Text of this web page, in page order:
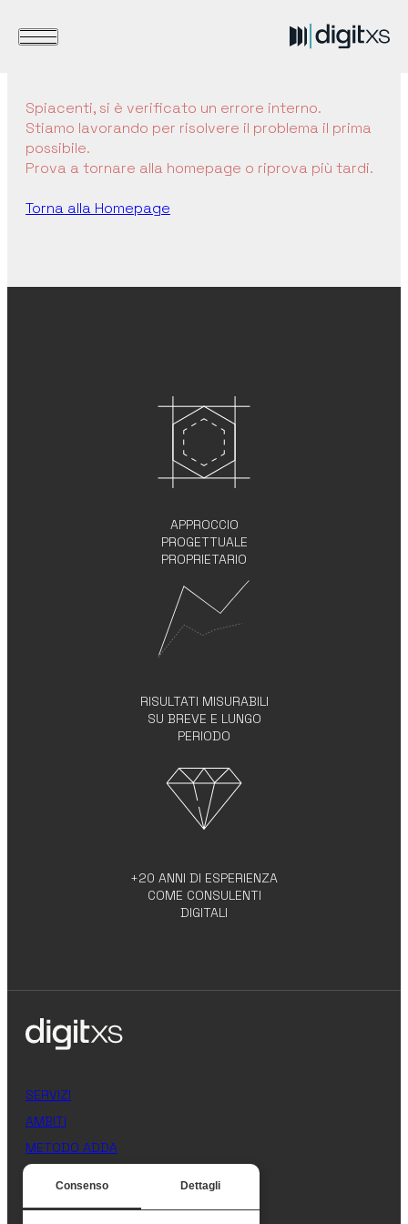
Consenso Dettagli
Spiacenti, si è verificato un errore interno.
Stiamo lavorando per risolvere il problema il prima
possibile.
Prova a tornare alla homepage o riprova più tardi.
Torna alla Homepage
APPROCCIO
PROGETTUALE
PROPRIETARIO
RISULTATI MISURABILI
SU BREVE E LUNGO
PERIODO
+20 ANNI DI ESPERIENZA
COME CONSULENTI
DIGITALI
SERVIZI
AMBITI
METODO ADDA